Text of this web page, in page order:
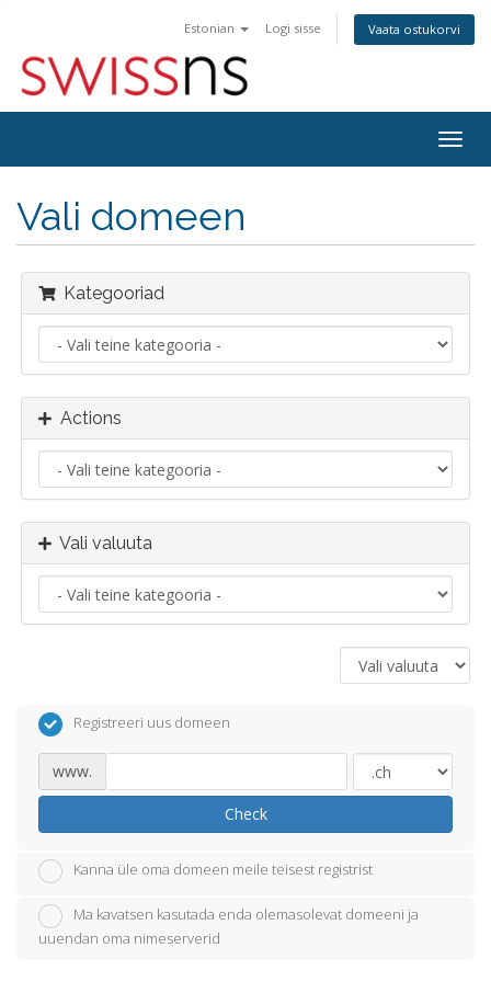
Estonian Logi sisse Vaata ostukorvi
Vali domeen
Kategooriad
Actions
Vali valuuta
Registreeri uus domeen
www.
Check
Kanna üle oma domeen meile teisest registrist
Ma kavatsen kasutada enda olemasolevat domeeni ja
uuendan oma nimeserverid